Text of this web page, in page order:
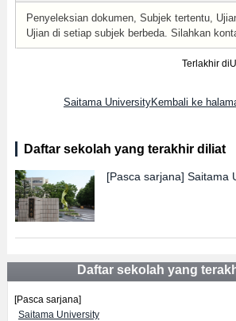
Penyeleksian dokumen, Subjek tertentu,
Ujian di setiap subjek berbeda. Silahkan
Terlakhir
Saitama UniversityKembali ke
Daftar sekolah yang terakhir diliat
[Pasca sarjana] Saitama
Daftar sekolah yang
[Pasca sarjana]
Saitama University